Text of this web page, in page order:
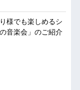
様でも楽しめるシ
音楽会」のご紹介